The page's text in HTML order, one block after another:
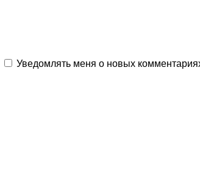
Уведомлять меня о новых